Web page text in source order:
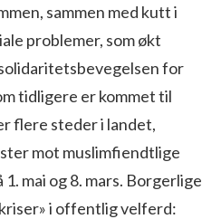
sammen med kutt i
problemer, som økt
for
tidligere er kommet til
flere steder i landet,
mot muslimfiendtlige
mai og 8. mars. Borgerlige
i offentlig velferd: